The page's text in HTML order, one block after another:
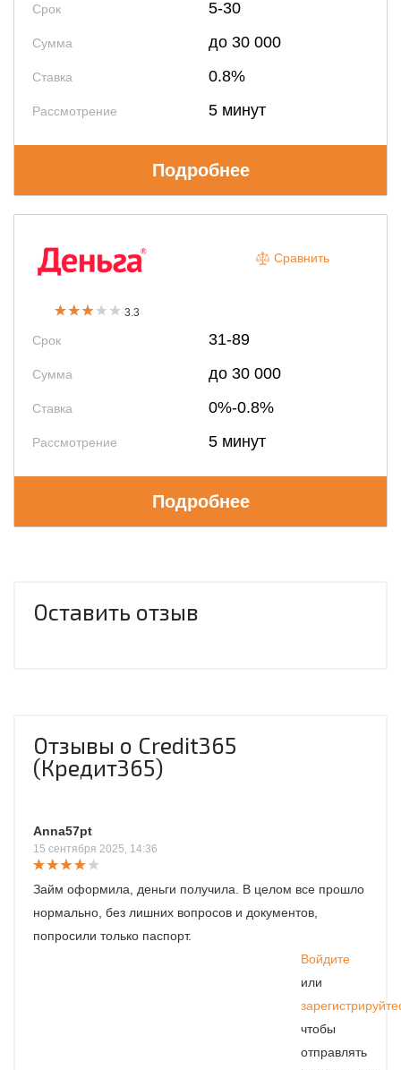
Срок 5-30
Сумма до 30 000
Ставка 0.8%
Рассмотрение 5 минут
Подробнее
3.3
Срок 31-89
Сумма до 30 000
Ставка 0%-0.8%
Рассмотрение 5 минут
Сравнить
Подробнее
Оставить отзыв
Отзывы о Credit365
(Кредит365)
Anna57pt
15 сентября 2025, 14:36
Займ оформила, деньги получила. В целом все прошло
нормально, без лишних вопросов и документов,
попросили только паспорт.
Войдите
или
чтобы
отправлять